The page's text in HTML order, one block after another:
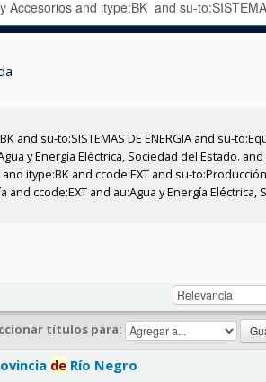
su-to:SISTEMAS DE ENERGIA and su-
y Energía Eléctrica, Sociedad del Estado. and
itype:BK and ccode:EXT and su-
ccode:EXT and au:Agua y Energía Eléctrica,
títulos para:
de Río Negro